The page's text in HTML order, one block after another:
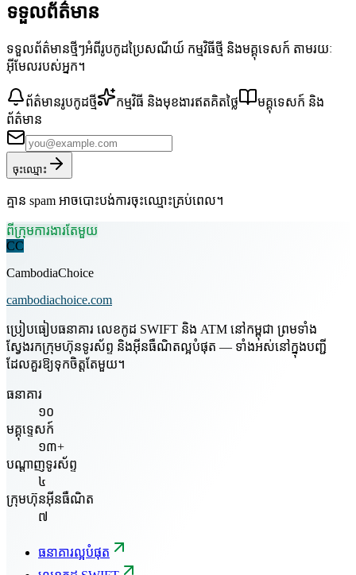
ទទួលព័ត៌មាន
ទទួលព័ត៌មានថ្មីៗអំពីរូបកូដប្រៃសណីយ៍ កម្មវិធីថ្មី និងមគ្គុទេសក៍ តាមរយៈ
អ៊ីមែលរបស់អ្នក។
ព័ត៌មានរូបកូដថ្មី កម្មវិធី និងមុខងារឥតគិតថ្លៃ
មគ្គុទេសក៍ និង
ព័ត៌មាន
ចុះឈ្មោះ
គ្មាន spam អាចបោះបង់ការចុះឈ្មោះគ្រប់ពេល។
ពីក្រុមការងារតែមួយ
CC
CambodiaChoice
cambodiachoice.com
ប្រៀបធៀបធនាគារ លេខកូដ SWIFT និង ATM នៅកម្ពុជា ព្រមទាំង
ស្វែងរកក្រុមហ៊ុនទូរស័ព្ទ និងអ៊ីនធឺណិតល្អបំផុត — ទាំងអស់នៅក្នុងបញ្ជី
ដែលគួរឱ្យទុកចិត្តតែមួយ។
ធនាគារ
១០
មគ្គុទ្ទេសក៍
១៣+
បណ្តាញទូរស័ព្ទ
៤
ក្រុមហ៊ុនអ៊ីនធឺណិត
៧
ធនាគារល្អបំផុត